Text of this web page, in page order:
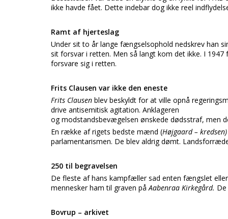
ikke havde fået. Dette indebar dog ikke reel
Ramt af hjerteslag
Under sit to år lange fængselsophold nedskrev han
sit forsvar i retten. Men så langt kom det ikke. I
forsvare sig i retten.
Frits Clausen var ikke den eneste
Frits Clausen blev beskyldt for at ville opnå
drive antisemitisk agitation. Anklageren
og modstandsbevægelsen ønskede dødsstraf, men
En række af rigets bedste mænd (Højgaard –
parlamentarismen. De blev aldrig dømt.
250 til begravelsen
De fleste af hans kampfæller sad enten fængslet
mennesker ham til graven påAabenraa Kirkegård.
Bovrup – arkivet